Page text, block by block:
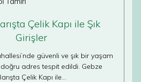
Çelik Kapı ile Şık
Girişler
güvenli ve şık bir yaşam
doğru adres tespit edildi. Gebze
Çelik Kapı ile…